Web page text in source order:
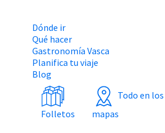
Dónde ir
Qué hacer
Gastronomía Vasca
Planifica tu viaje
Blog
Folletos
Todo en los
mapas